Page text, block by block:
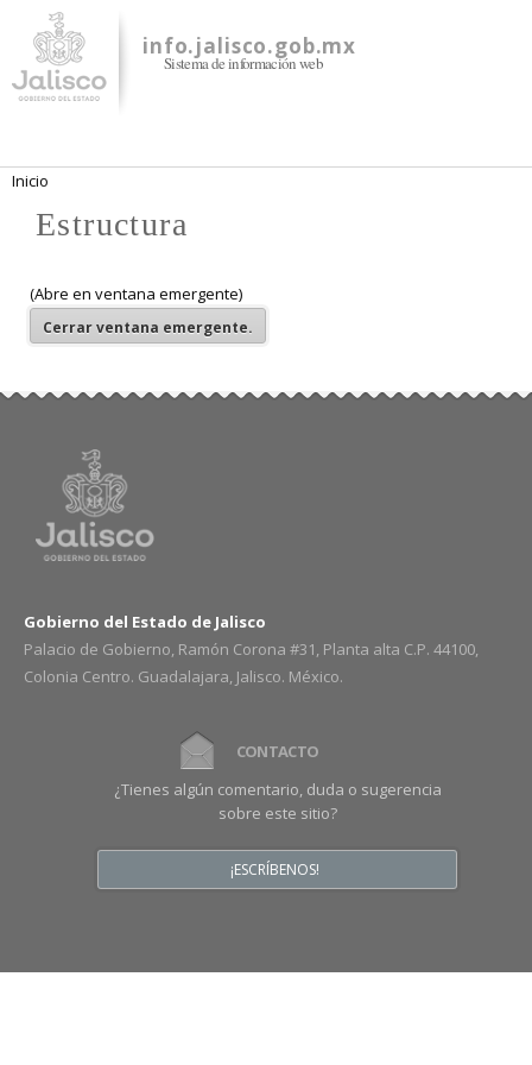
contenido
principal
info.jalisco.gob.mx
Sistema de información web
Se encuentra usted aquí
Inicio
Estructura
(Abre en ventana emergente)
Cerrarventana emergente.
Gobierno del Estado de Jalisco
Palacio de Gobierno, Ramón Corona #31, Planta alta C.P. 44100,
Colonia Centro. Guadalajara, Jalisco. México.
CONTACTO
¿Tienes algún comentario, duda o sugerencia
sobre este sitio?
¡ESCRÍBENOS!